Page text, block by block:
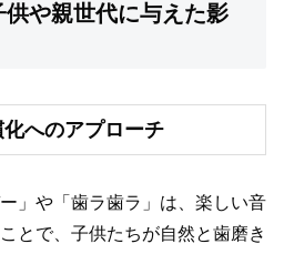
供や親世代に与えた影
へのアプローチ
」や「歯ラ歯ラ」は、楽しい音
とで、子供たちが自然と歯磨き